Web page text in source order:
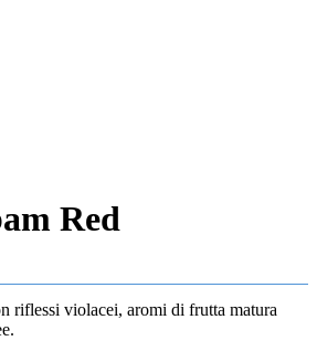
Red
riflessi violacei, aromi di frutta matura